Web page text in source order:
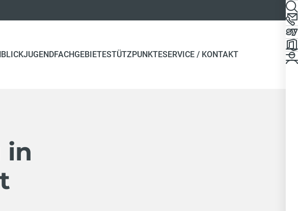
JUGENDFACHGEBIETESTÜTZPUNKTESERVICE / KONTAKT
in